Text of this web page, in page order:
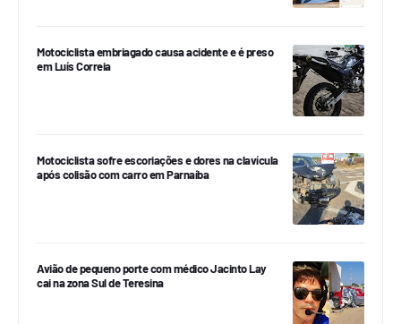
Motociclista embriagado causa acidente e é preso
em Luís Correia
Motociclista sofre escoriações e dores na clavícula
após colisão com carro em Parnaíba
Avião de pequeno porte com médico Jacinto Lay
cai na zona Sul de Teresina